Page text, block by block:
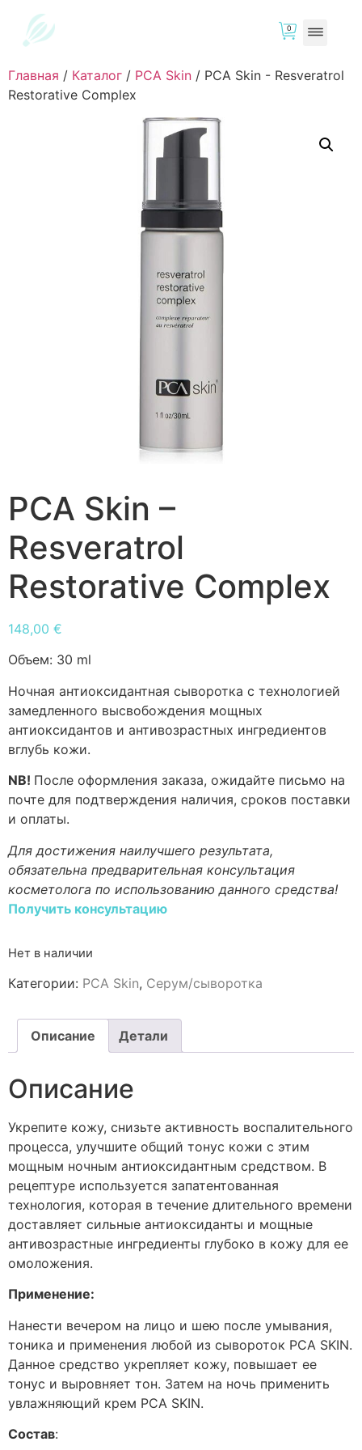
0
Главная / Каталог / PCA Skin / PCA Skin - Resveratrol
Restorative Complex
PCA Skin –
Resveratrol
Restorative Complex
148,00 €
Объем: 30 ml
Ночная антиоксидантная сыворотка с технологией
замедленного высвобождения мощных
антиоксидантов и антивозрастных ингредиентов
вглубь кожи.
NB! После оформления заказа, ожидайте письмо на
почте для подтверждения наличия, сроков поставки
и оплаты.
Для достижения наилучшего результата,
обязательна предварительная консультация
косметолога по использованию данного средства!
Получить консультацию
Нет в наличии
Категории: PCA Skin, Серум/сыворотка
Описание Детали
Описание
Укрепите кожу, снизьте активность воспалительного
процесса, улучшите общий тонус кожи с этим
мощным ночным антиоксидантным средством. В
рецептуре используется запатентованная
технология, которая в течение длительного времени
доставляет сильные антиоксиданты и мощные
антивозрастные ингредиенты глубоко в кожу для ее
омоложения.
Применение:
Нанести вечером на лицо и шею после умывания,
тоника и применения любой из сывороток PCA SKIN.
Данное средство укрепляет кожу, повышает ее
тонус и выровняет тон. Затем на ночь применить
увлажняющий крем PCA SKIN.
Состав: